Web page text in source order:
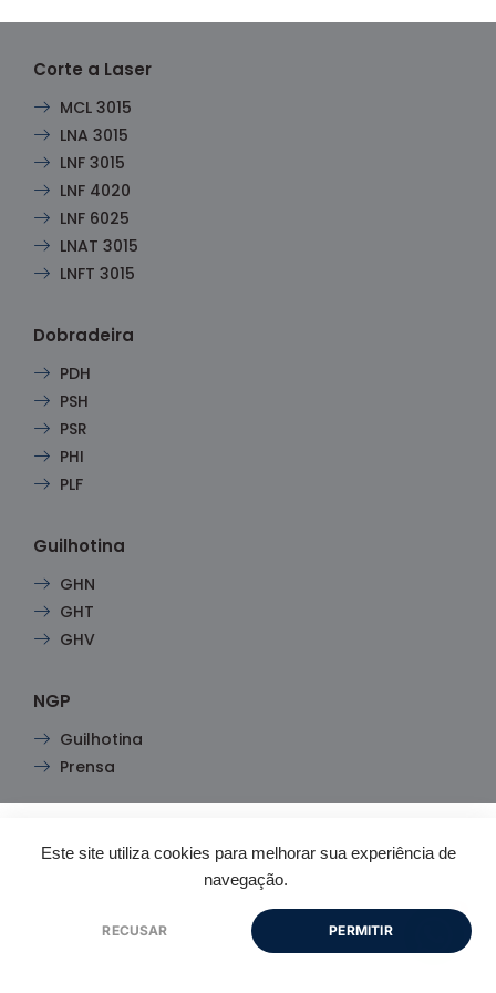
Este site utiliza cookies para melhorar sua experiência de
navegação.
RECUSAR PERMITIR
Corte a Laser
MCL 3015
LNA 3015
LNF 3015
LNF 4020
LNF 6025
LNAT 3015
LNFT 3015
Dobradeira
PDH
PSH
PSR
PHI
PLF
Guilhotina
GHN
GHT
GHV
NGP
Guilhotina
Prensa
1